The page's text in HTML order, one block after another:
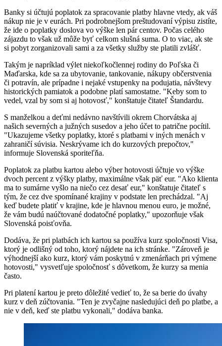
Banky si účtujú poplatok za spracovanie platby hlavne vtedy, ak váš
nákup nie je v eurách. Pri podrobnejšom preštudovaní výpisu zistíte,
že ide o poplatky doslova vo výške len pár centov. Počas celého
zájazdu to však už môže byť celkom slušná suma. O to viac, ak ste
si pobyt zorganizovali sami a za všetky služby ste platili zvlášť.
Takým je napríklad výlet niekoľkočlennej rodiny do Poľska či
Maďarska, kde sa za ubytovanie, tankovanie, nákupy občerstvenia
či potravín, ale prípadne i nejaké vstupenky na podujatia, návštevy
historických pamiatok a podobne platí samostatne. "Keby som to
vedel, vzal by som si aj hotovosť," konštatuje čitateľ Štandardu.
S manželkou a deťmi nedávno navštívili okrem Chorvátska aj
našich severných a južných susedov a jeho účet to patrične pocítil.
"Ukazujeme všetky poplatky, ktoré s platbami v iných menách v
zahraničí súvisia. Neskrývame ich do kurzových prepočtov,"
informuje Slovenská sporiteľňa.
Poplatok za platbu kartou alebo výber hotovosti účtuje vo výške
dvoch percent z výšky platby, maximálne však päť eur. "Ako klienta
ma to sumárne vyšlo na niečo cez desať eur," konštatuje čitateľ s
tým, že cez dve spomínané krajiny v podstate len prechádzal. "Aj
keď budete platiť v krajine, kde je hlavnou menou euro, je možné,
že vám budú naúčtované dodatočné poplatky," upozorňuje však
Slovenská poisťovňa.
Dodáva, že pri platbách ich kartou sa používa kurz spoločnosti Visa,
ktorý je odlišný od toho, ktorý nájdete na ich stránke. "Zároveň je
výhodnejší ako kurz, ktorý vám poskytnú v zmenárňach pri výmene
hotovosti," vysvetľuje spoločnosť s dôvetkom, že kurzy sa menia
často.
Pri platení kartou je preto dôležité vedieť to, že sa berie do úvahy
kurz v deň zúčtovania. "Ten je zvyčajne nasledujúci deň po platbe, a
nie v deň, keď ste platbu vykonali," dodáva banka.